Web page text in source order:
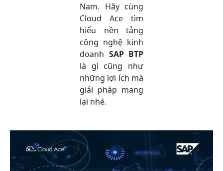
Nam. Hãy cùng
Cloud Ace tìm
hiểu nền tảng
công nghệ kinh
doanh SAP BTP
là gì cũng như
những lợi ích mà
giải pháp mang
lại nhé.